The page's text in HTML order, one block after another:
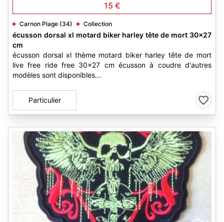
15 €
Carnon Plage (34) Collection
écusson dorsal xl motard biker harley tête de mort 30x27
cm
écusson dorsal xl thème motard biker harley tête de mort
live free ride free 30x27 cm écusson à coudre d'autres
modèles sont disponibles...
Particulier